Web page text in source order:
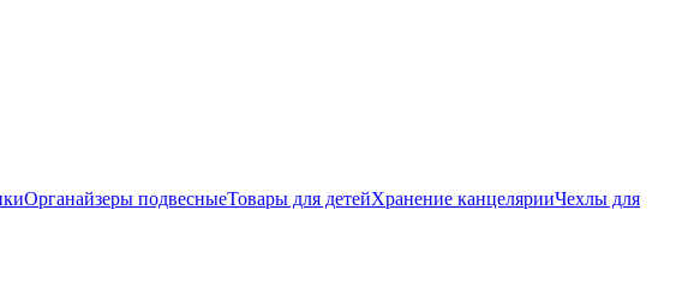
Органайзеры подвесныеТовары для детейХранение канцелярииЧехлы для